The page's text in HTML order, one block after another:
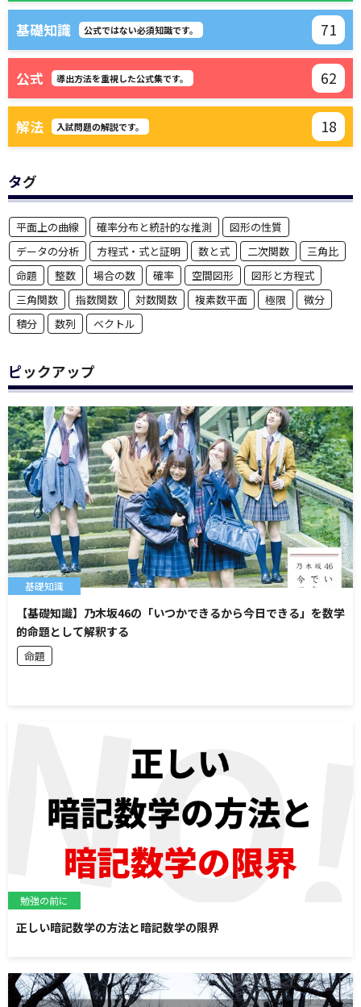
基礎知識 公式ではない必須知識です。 71
公式 導出方法を重視した公式集です。 62
解法 入試問題の解説です。 18
タグ
平面上の曲線 確率分布と統計的な推測
図形の性質
データの分析
方程式・式と証明 数と式 二次関数
三角比
命題
整数 場合の数 確率 空間図形
図形と方程式
三角関数
指数関数 対数関数 複素数平面 極限
微分
積分
数列 ベクトル
ピックアップ
【基礎知識】乃木坂46の「いつかできるから今日できる」を数学
的命題として解釈する
命題
基礎知識
正しい暗記数学の方法と暗記数学の限界
勉強の前に